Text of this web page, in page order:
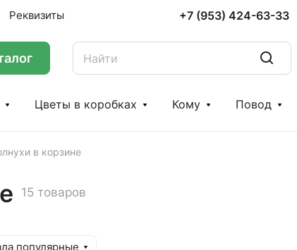
Реквизиты +7 (953) 424-63-33
Цветы в коробках Кому Повод
в корзине
15 товаров
популярные